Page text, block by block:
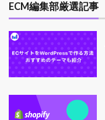
ECM編集部厳選記事